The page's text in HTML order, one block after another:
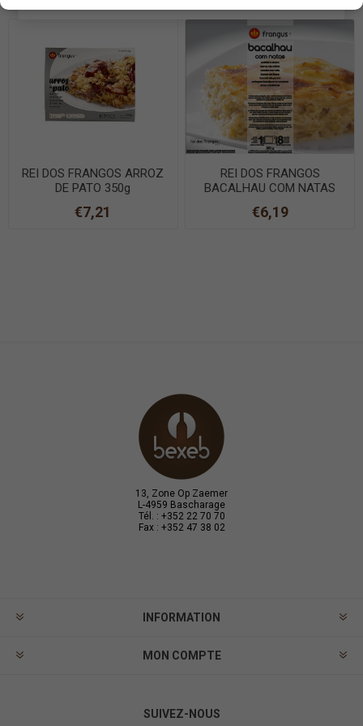
REI DOS FRANGOS ARROZ
DE PATO 350g
€7,21
REI DOS FRANGOS
BACALHAU COM NATAS
€6,19
13, Zone Op Zaemer
L-4959 Bascharage
Tél. : +352 22 70 70
Fax : +352 47 38 02
INFORMATION
MON COMPTE
SUIVEZ-NOUS